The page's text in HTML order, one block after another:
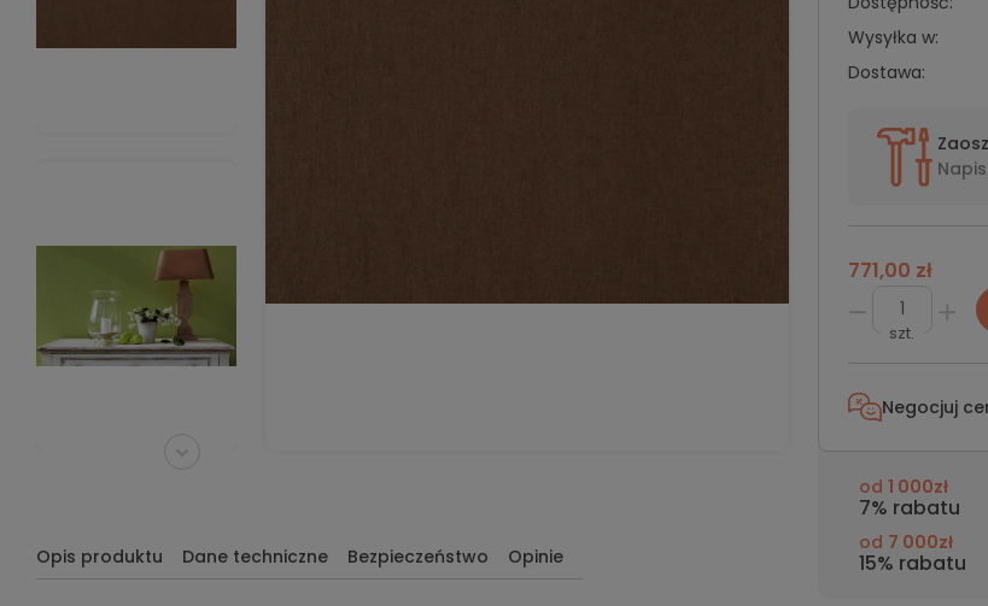
Opis produktu Dane techniczne Bezpieczeństwo Opinie
Wysyłka w:
Dostawa:
771,00 zł
szt.
Negocjuj
od 1 000zł
7% rabatu
od 7 000zł
15% rabatu